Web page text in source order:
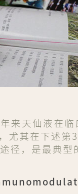
来天仙液在
尤其在下述第
径，是最典型